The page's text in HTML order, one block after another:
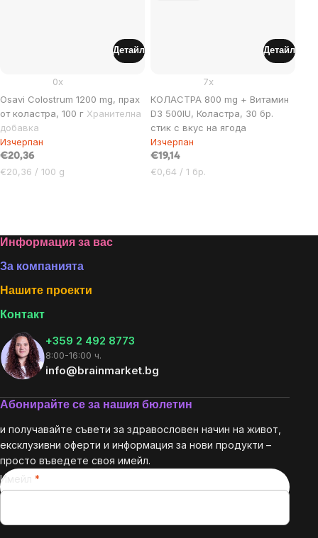
Osavi Colostrum 1200 mg, прах
от коластра, 100 г Хранителна
добавка
0x
Изчерпан
€20,36
Цена
€20,36 / 100 g
Детайл
КОЛАСТРА 800 mg + Витамин
D3 500IU, Коластра, 30 бр.
стик с вкус на ягода
7x
Изчерпан
€19,14
Цена
€0,64 / 1 бр.
Детайл
controls
Footer
Информация за вас
За компанията
Нашите проекти
Контакт
+359 2 492 8773
8:00-16:00 ч.
info@brainmarket.bg
Абонирайте се за нашия бюлетин
и получавайте съвети за здравословен начин на живот,
ексклузивни оферти и информация за нови продукти –
просто въведете своя имейл.
Имейл